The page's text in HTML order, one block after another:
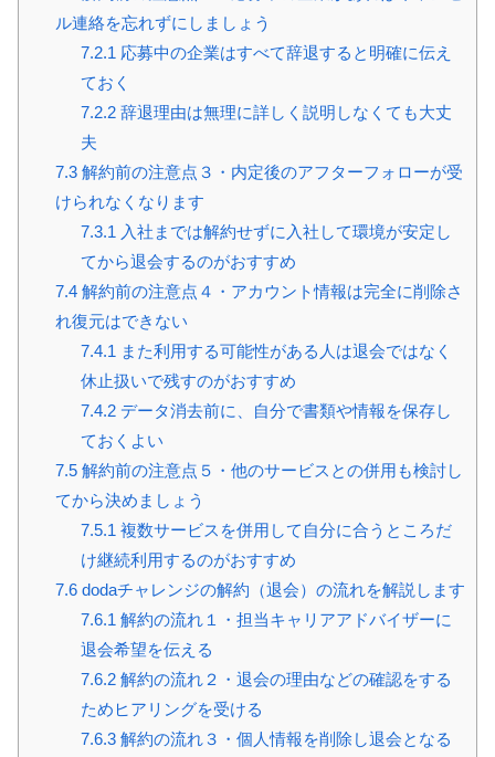
ル連絡を忘れずにしましょう
7.2.1 応募中の企業はすべて辞退すると明確に伝え
ておく
7.2.2辞退理由は無理に詳しく説明しなくても大丈
夫
7.3解約前の注意点３・内定後のアフターフォローが受
けられなくなります
7.3.1 入社までは解約せずに入社して環境が安定し
てから退会するのがおすすめ
7.4解約前の注意点４・アカウント情報は完全に削除さ
れ復元はできない
7.4.1 また利用する可能性がある人は退会ではなく
休止扱いで残すのがおすすめ
7.4.2データ消去前に、自分で書類や情報を保存し
ておくよい
7.5解約前の注意点５・他のサービスとの併用も検討し
てから決めましょう
7.5.1 複数サービスを併用して自分に合うところだ
け継続利用するのがおすすめ
7.6dodaチャレンジの解約（退会）の流れを解説します
7.6.1 解約の流れ１・担当キャリアアドバイザーに
退会希望を伝える
7.6.2解約の流れ２・退会の理由などの確認をする
ためヒアリングを受ける
7.6.3解約の流れ３・個人情報を削除し退会となる